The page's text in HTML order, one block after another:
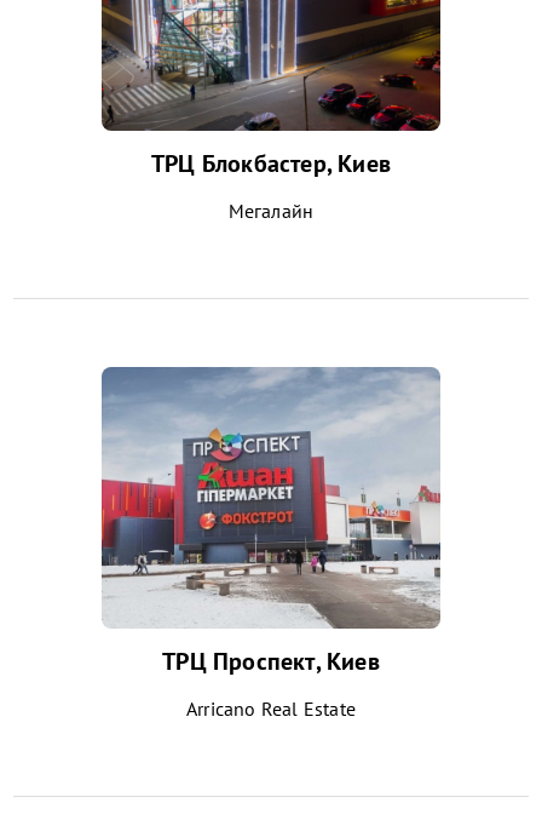
ТРЦ Блокбастер, Киев
Мегалайн
ТРЦ Проспект, Киев
Arricano Real Estate